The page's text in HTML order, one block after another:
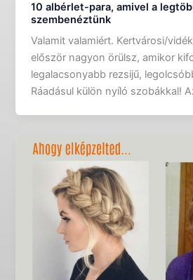
10 albérlet-para, amivel a
szembenéztünk
Valamit valamiért. Kertvárosi/
először nagyon örülsz, amikor
legalacsonyabb rezsijű,
Ráadásul külön nyíló szobákkal!